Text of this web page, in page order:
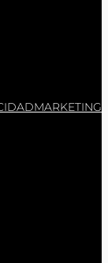
MARKETING